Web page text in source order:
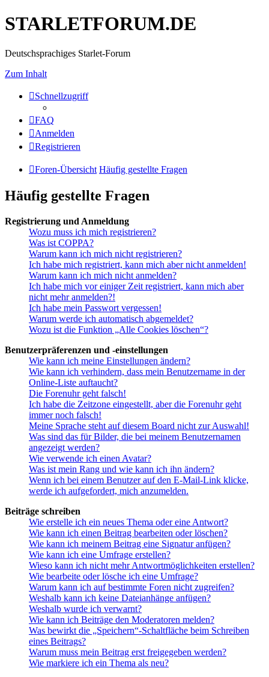
STARLETFORUM.DE
Deutschsprachiges Starlet-Forum
Zum Inhalt
Schnellzugriff
FAQ
Anmelden
Registrieren
Foren-Übersicht Häufig gestellte Fragen
Häufig gestellte Fragen
Registrierung und Anmeldung
Wozu muss ich mich registrieren?
Was ist COPPA?
Warum kann ich mich nicht registrieren?
Ich habe mich registriert, kann mich aber nicht anmelden!
Warum kann ich mich nicht anmelden?
Ich habe mich vor einiger Zeit registriert, kann mich aber
nicht mehr anmelden?!
Ich habe mein Passwort vergessen!
Warum werde ich automatisch abgemeldet?
Wozu ist die Funktion „Alle Cookies löschen“?
Benutzerpräferenzen und -einstellungen
Wie kann ich meine Einstellungen ändern?
Wie kann ich verhindern, dass mein Benutzername in der
Online-Liste auftaucht?
Die Forenuhr geht falsch!
Ich habe die Zeitzone eingestellt, aber die Forenuhr geht
immer noch falsch!
Meine Sprache steht auf diesem Board nicht zur Auswahl!
Was sind das für Bilder, die bei meinem Benutzernamen
angezeigt werden?
Wie verwende ich einen Avatar?
Was ist mein Rang und wie kann ich ihn ändern?
Wenn ich bei einem Benutzer auf den E-Mail-Link klicke,
werde ich aufgefordert, mich anzumelden.
Beiträge schreiben
Wie erstelle ich ein neues Thema oder eine Antwort?
Wie kann ich einen Beitrag bearbeiten oder löschen?
Wie kann ich meinem Beitrag eine Signatur anfügen?
Wie kann ich eine Umfrage erstellen?
Wieso kann ich nicht mehr Antwortmöglichkeiten erstellen?
Wie bearbeite oder lösche ich eine Umfrage?
Warum kann ich auf bestimmte Foren nicht zugreifen?
Weshalb kann ich keine Dateianhänge anfügen?
Weshalb wurde ich verwarnt?
Wie kann ich Beiträge den Moderatoren melden?
Was bewirkt die „Speichern“-Schaltfläche beim Schreiben
eines Beitrags?
Warum muss mein Beitrag erst freigegeben werden?
Wie markiere ich ein Thema als neu?